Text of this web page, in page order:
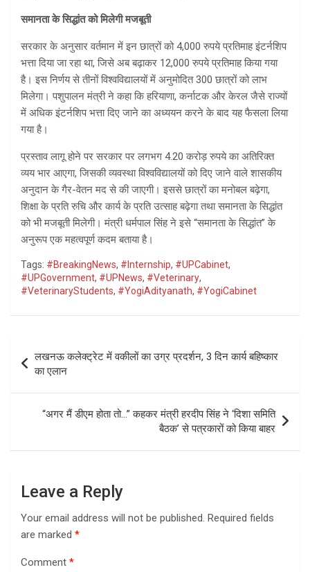
समानता के सिद्धांत को मिलेगी मजबूती
सरकार के अनुसार वर्तमान में इन छात्रों को 4,000 रुपये प्रतिमाह इंटर्नशिप
भत्ता दिया जा रहा था, जिसे अब बढ़ाकर 12,000 रुपये प्रतिमाह किया गया
है। इस निर्णय से तीनों विश्वविद्यालयों में अनुमोदित 300 छात्रों को लाभ
मिलेगा। पशुपालन मंत्री ने कहा कि हरियाणा, कर्नाटक और केरल जैसे राज्यों
में अधिक इंटर्नशिप भत्ता दिए जाने का अध्ययन करने के बाद यह फैसला लिया
गया है।
प्रस्ताव लागू होने पर सरकार पर लगभग 4.20 करोड़ रुपये का अतिरिक्त
व्यय भार आएगा, जिसकी व्यवस्था विश्वविद्यालयों को दिए जाने वाले शासकीय
अनुदान के गैर-वेतन मद से की जाएगी। इससे छात्रों का मनोबल बढ़ेगा,
शिक्षा के प्रति रुचि और कार्य के प्रति उत्साह बढ़ेगा तथा समानता के सिद्धांत
को भी मजबूती मिलेगी। मंत्री धर्मपाल सिंह ने इसे “समानता के सिद्धांत” के
अनुरूप एक महत्वपूर्ण कदम बताया है।
Tags: #BreakingNews, #Internship, #UPCabinet,
#UPGovernment, #UPNews, #Veterinary,
#VeterinaryStudents, #YogiAdityanath, #YogiCabinet
navigation
लखनऊ कलेक्ट्रेट में वकीलों का उग्र प्रदर्शन, 3 दिन कार्य बहिष्कार
का एलान
“अगर मैं डीएम होता तो…” कहकर मंत्री हरदीप सिंह ने ‘दिशा समिति
बैठक’ से पत्रकारों को किया बाहर
Leave a Reply
Your email address will not be published. Required fields
are marked *
Comment *